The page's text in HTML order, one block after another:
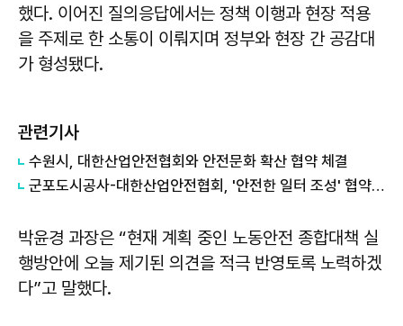
했다. 이어진 질의응답에서는 정책 이행과 현장 적용
을 주제로 한 소통이 이뤄지며 정부와 현장 간 공감대
가 형성됐다.
관련기사
수원시, 대한산업안전협회와 안전문화 확산 협약 체결
군포도시공사-대한산업안전협회, '안전한 일터 조성' 협약 체결
박윤경 과장은 “현재 계획 중인 노동안전 종합대책 실
행방안에 오늘 제기된 의견을 적극 반영토록 노력하겠
다”고 말했다.